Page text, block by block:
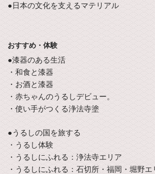
●日本の文化を支えるマテリアル
おすすめ・体験
●漆器のある生活
・和食と漆器
・お酒と漆器
・赤ちゃんのうるしデビュー。
・使い手がつくる浄法寺塗
●うるしの国を旅する
・うるし体験
・うるしにふれる：浄法寺エリア
・うるしにふれる：石切所・福岡・堀野エ